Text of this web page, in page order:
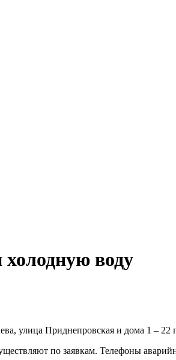
воду
улица Приднепровская и дома 1 –
по заявкам. Телефоны